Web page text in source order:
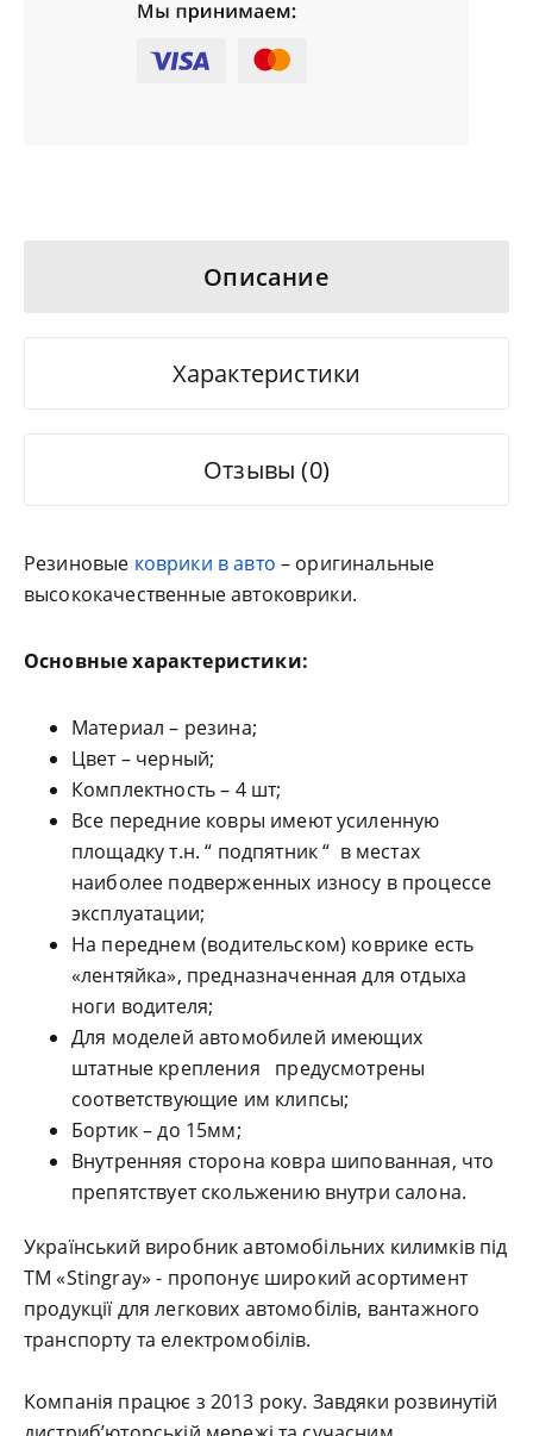
Описание
Характеристики
Отзывы (0)
Резиновые коврики в авто – оригинальные
высококачественные автоковрики.
Основные характеристики:
Материал – резина;
Цвет – черный;
Комплектность – 4 шт;
Все передние ковры имеют усиленную
площадку т.н. “ подпятник “ в местах
наиболее подверженных износу в процессе
эксплуатации;
На переднем (водительском) коврике есть
«лентяйка», предназначенная для отдыха
ноги водителя;
Для моделей автомобилей имеющих
штатные крепления предусмотрены
соответствующие им клипсы;
Бортик – до 15мм;
Внутренняя сторона ковра шипованная, что
препятствует скольжению внутри салона.
Український виробник автомобільних килимків під
ТМ «Stingray» - пропонує широкий асортимент
продукції для легкових автомобілів, вантажного
транспорту та електромобілів.
Компанія працює з 2013 року. Завдяки розвинутій